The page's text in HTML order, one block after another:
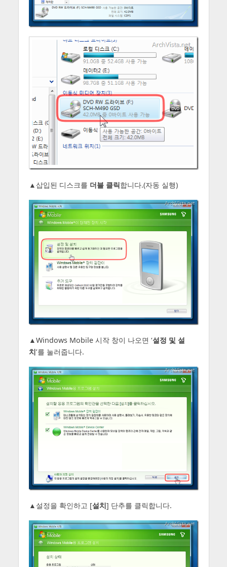
▲삽입된 디스크를 더블 클릭합니다.(자동 실행)
▲Windows Mobile 시작 창이 나오면 ‘설정 및 설
치’를 눌러줍니다.
▲설정을 확인하고 [설치] 단추를 클릭합니다.